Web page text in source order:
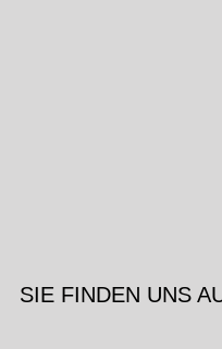
SIE FINDEN UNS